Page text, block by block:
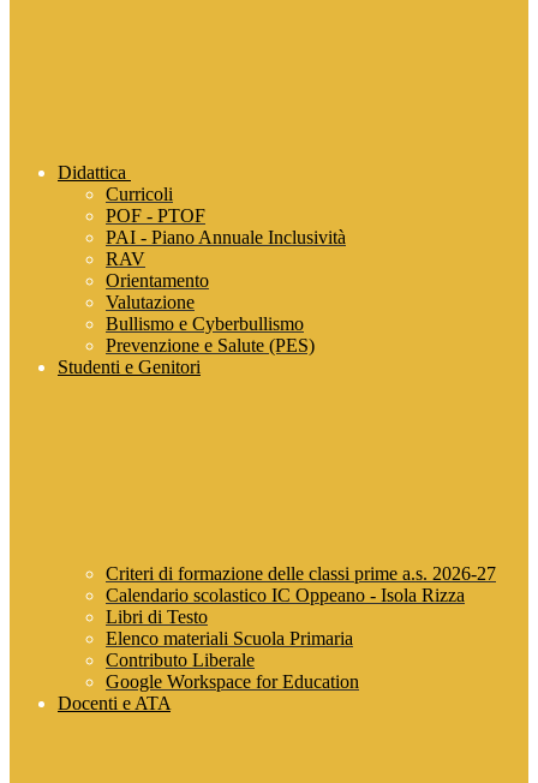
Didattica
Curricoli
POF - PTOF
PAI - Piano Annuale Inclusività
RAV
Orientamento
Valutazione
Bullismo e Cyberbullismo
Prevenzione e Salute (PES)
Studenti e Genitori
Criteri di formazione delle classi prime a.s. 2026-27
Calendario scolastico IC Oppeano - Isola Rizza
Libri di Testo
Elenco materiali Scuola Primaria
Contributo Liberale
Google Workspace for Education
Docenti e ATA